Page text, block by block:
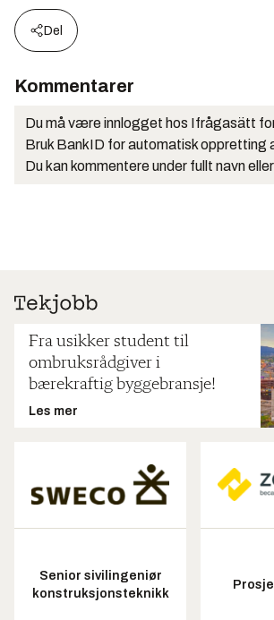
Del
Kommentarer
Du må være innlogget hos Ifrågasätt
Bruk BankID for automatisk oppretting
Du kan kommentere under fullt navn
Fra usikker student til
ombruksrådgiver i
bærekraftig byggebransje!
Les mer
Senior sivilingeniør
konstruksjonsteknikk